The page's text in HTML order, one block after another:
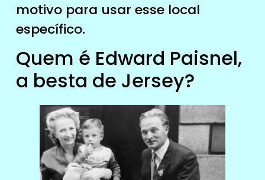
motivo para usar esse local
específico.
Quem é Edward Paisnel,
a besta de Jersey?